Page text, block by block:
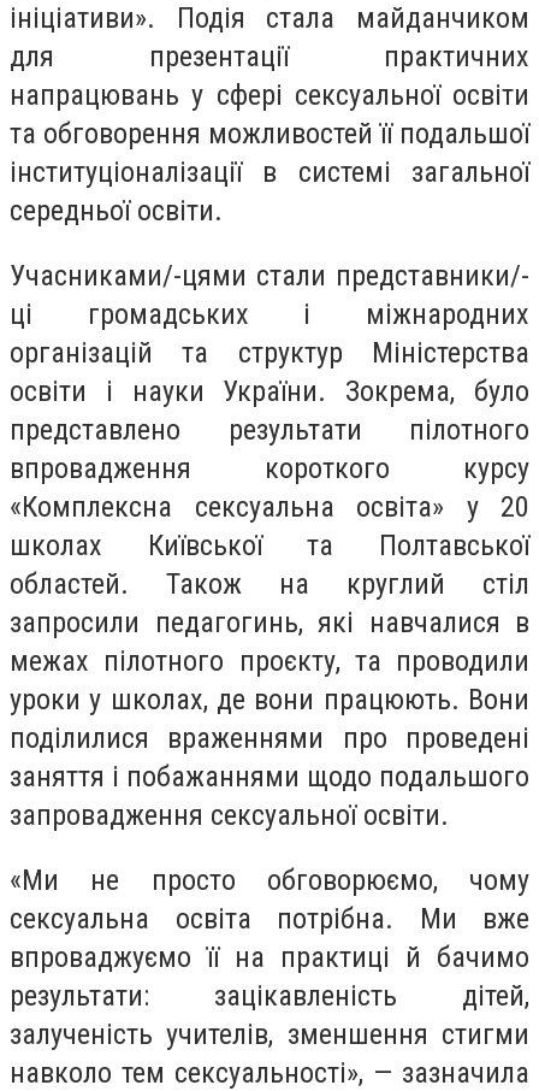
ініціативи». Подія стала майданчиком
для презентації практичних
напрацювань у сфері сексуальної освіти
та обговорення можливостей її подальшої
інституціоналізації в системі загальної
середньої освіти.
Учасниками/-цями стали представники/-
ці громадських і міжнародних
організацій та структур Міністерства
освіти і науки України. Зокрема, було
представлено результати пілотного
впровадження короткого курсу
«Комплексна сексуальна освіта» у 20
школах Київської та Полтавської
областей. Також на круглий стіл
запросили педагогинь, які навчалися в
межах пілотного проєкту, та проводили
уроки у школах, де вони працюють. Вони
поділилися враженнями про проведені
заняття і побажаннями щодо подальшого
запровадження сексуальної освіти.
«Ми не просто обговорюємо, чому
сексуальна освіта потрібна. Ми вже
впроваджуємо її на практиці й бачимо
результати: зацікавленість дітей,
залученість учителів, зменшення стигми
навколо тем сексуальності», — зазначила